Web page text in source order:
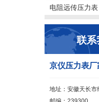
电阻远传压力表
联系
京仪压力表
地址：安徽天长